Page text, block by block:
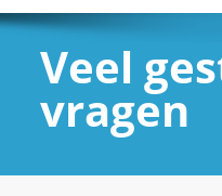
Veel
vragen